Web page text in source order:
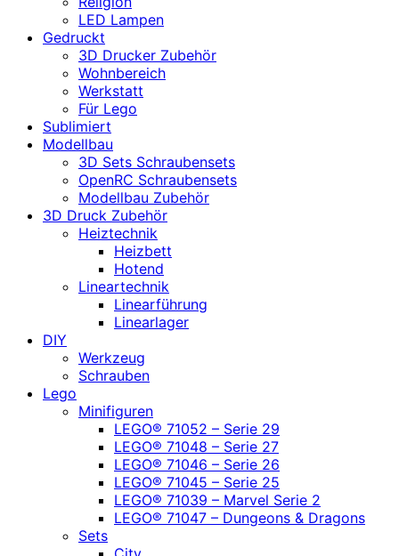
LED Lampen
Gedruckt
3D Drucker Zubehör
Wohnbereich
Werkstatt
Für Lego
Sublimiert
Modellbau
3D Sets Schraubensets
OpenRC Schraubensets
Modellbau Zubehör
3D Druck Zubehör
Heiztechnik
Heizbett
Hotend
Lineartechnik
Linearführung
Linearlager
DIY
Werkzeug
Schrauben
Lego
Minifiguren
LEGO® 71052 – Serie 29
LEGO® 71048 – Serie 27
LEGO® 71046 – Serie 26
LEGO® 71045 – Serie 25
LEGO® 71039 – Marvel Serie 2
LEGO® 71047 – Dungeons & Dragons
Sets